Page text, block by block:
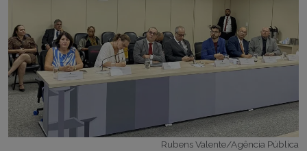
Rubens Valente/Agência Pública